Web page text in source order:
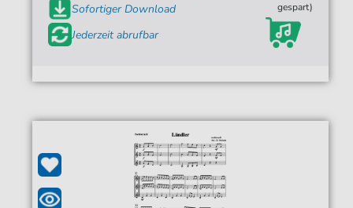
Sofortiger Download
Jederzeit abrufbar
gespart)